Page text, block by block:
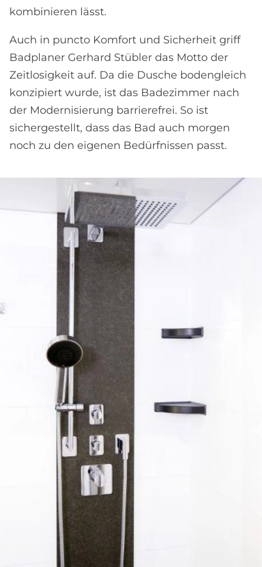
kombinieren lässt.
Auch in puncto Komfort und Sicherheit griff
Badplaner Gerhard Stübler das Motto der
Zeitlosigkeit auf. Da die Dusche bodengleich
konzipiert wurde, ist das Badezimmer nach
der Modernisierung barrierefrei. So ist
sichergestellt, dass das Bad auch morgen
noch zu den eigenen Bedürfnissen passt.